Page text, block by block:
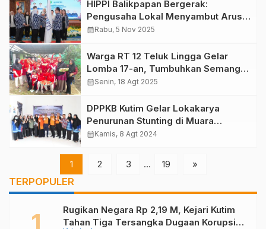
HIPPI Balikpapan Bergerak:
Pengusaha Lokal Menyambut Arus
Besar IKN
calendar_monthRabu, 5 Nov 2025
Warga RT 12 Teluk Lingga Gelar
Lomba 17-an, Tumbuhkan Semangat
Kebersamaan
calendar_monthSenin, 18 Agt 2025
DPPKB Kutim Gelar Lokakarya
Penurunan Stunting di Muara
Bengkal
calendar_monthKamis, 8 Agt 2024
1 2 3 … 19 »
TERPOPULER
Rugikan Negara Rp 2,19 M, Kejari Kutim
Tahan Tiga Tersangka Dugaan Korupsi